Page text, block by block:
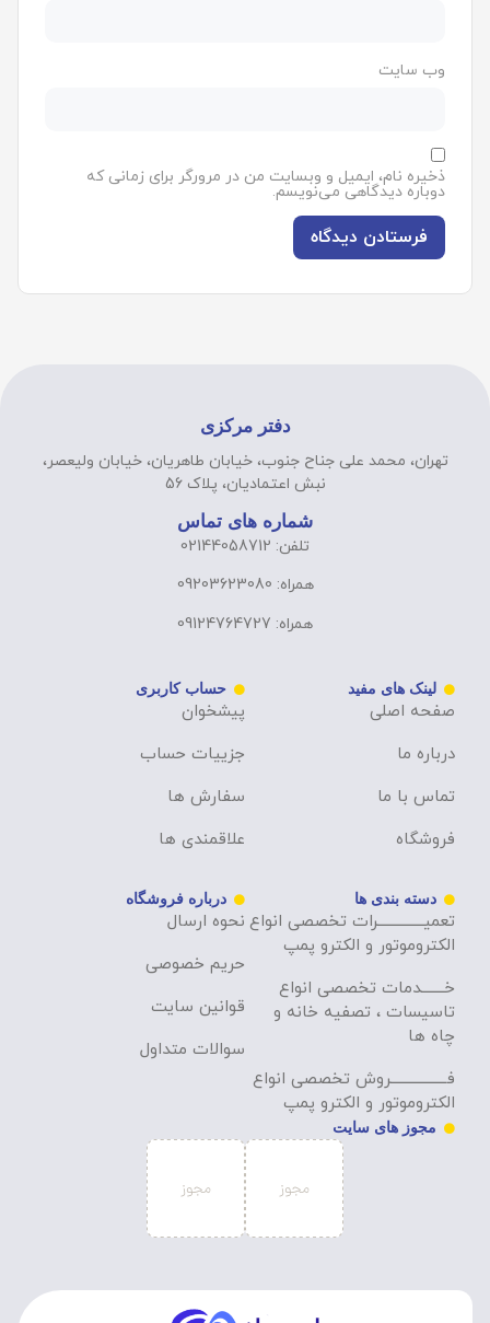
وب‌ سایت
ذخیره نام، ایمیل و وبسایت من در مرورگر برای زمانی که
دوباره دیدگاهی می‌نویسم.
دفتر مرکزی
تهران، محمد علی جناح جنوب، خیابان طاهریان، خیابان ولیعصر،
نبش اعتمادیان، پلاک 56
شماره های تماس
تلفن: 02144058712
همراه: 09203623080
همراه: 09124764727
لینک های مفید
صفحه اصلی
درباره ما
تماس با ما
فروشگاه
حساب کاربری
پیشخوان
جزییات حساب
سفارش ها
علاقمندی ها
دسته بندی ها
تعمیــــــــــــــرات تخصصی انواع
الکتروموتور و الکترو پمپ
خـــــــدمات تخصصی انواع
تاسیسات ، تصفیه خانه و
چاه ها
فـــــــــــــــــروش تخصصی انواع
الکتروموتور و الکترو پمپ
درباره فروشگاه
نحوه ارسال
حریم خصوصی
قوانین سایت
سوالات متداول
مجوز های سایت